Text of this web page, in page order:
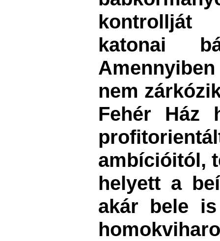
kontrollját
katonai
nem
Fehér Ház
ambícióitól,
helyett a
akár bele